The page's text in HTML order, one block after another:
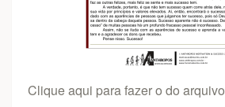
Clique aqui para fazer o do arquivo